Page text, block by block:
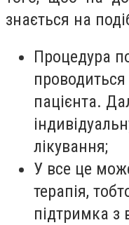
знається на
Процедура
проводиться
пацієнта.
лікування;
У все це
терапія,
підтримка з